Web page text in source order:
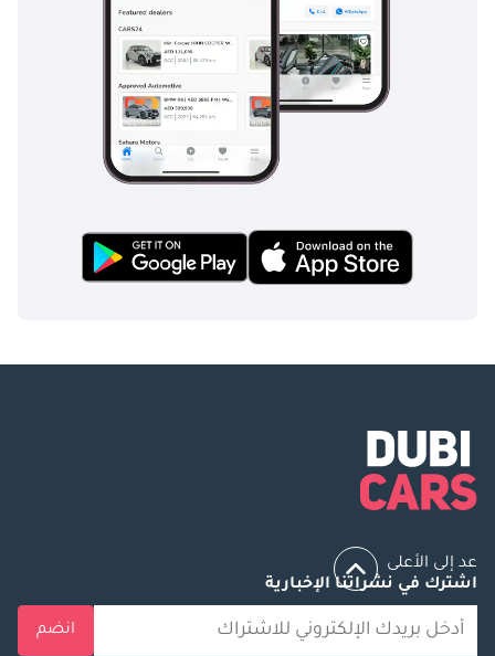
عد إلى الأعلى
اشترك في نشراتنا الإخبارية
انضم